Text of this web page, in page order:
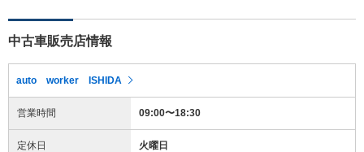
中古車販売店情報
auto worker ISHIDA
営業時間 09:00〜18:30
定休日 火曜日